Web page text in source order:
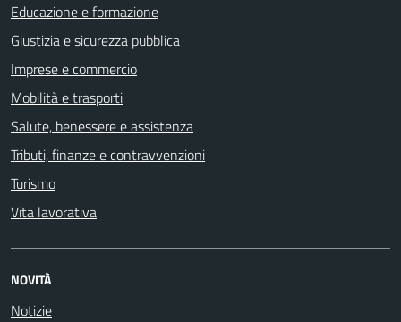
Educazione e formazione
Giustizia e sicurezza pubblica
Imprese e commercio
Mobilità e trasporti
Salute, benessere e assistenza
Tributi, finanze e contravvenzioni
Turismo
Vita lavorativa
NOVITÀ
Notizie